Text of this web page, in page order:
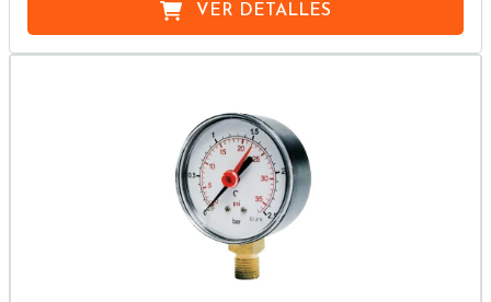
VER DETALLES